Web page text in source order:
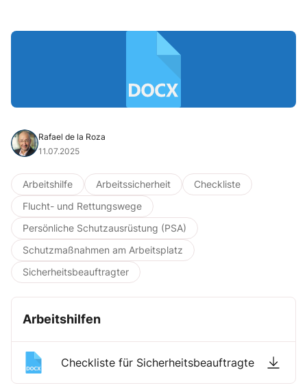
Rafael de la Roza
11.07.2025
Arbeitshilfe Arbeitssicherheit
Checkliste
Flucht- und Rettungswege
Persönliche Schutzausrüstung (PSA)
Schutzmaßnahmen am Arbeitsplatz
Sicherheitsbeauftragter
Arbeitshilfen
Checkliste für Sicherheitsbeauftragte